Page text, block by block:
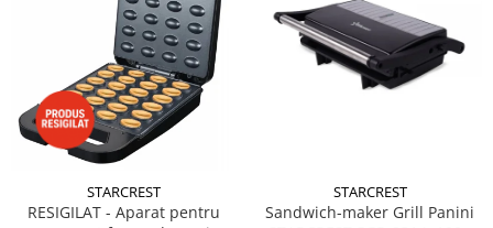
STARCREST
RESIGILAT - Aparat pentru
STARCREST
Sandwich-maker Grill Panini